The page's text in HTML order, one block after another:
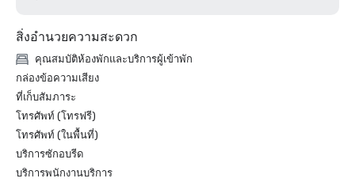
สิ่งอำนวยความสะดวก
คุณสมบัติห้องพักและบริการผู้เข้าพัก
กล่องข้อความเสียง
ที่เก็บสัมภาระ
โทรศัพท์ (โทรฟรี)
โทรศัพท์ (ในพื้นที่)
บริการซักอบรีด
บริการพนักงานบริการ